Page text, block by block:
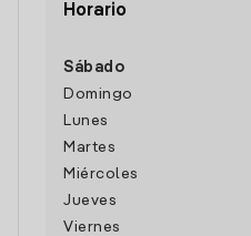
Horario
Sábado
Domingo
Lunes
Martes
Miércoles
Jueves
Viernes